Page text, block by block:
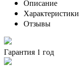
Описание
Характеристики
Отзывы
Гарантия 1 год